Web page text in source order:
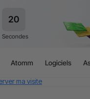
Atomm Logiciels
ma visite